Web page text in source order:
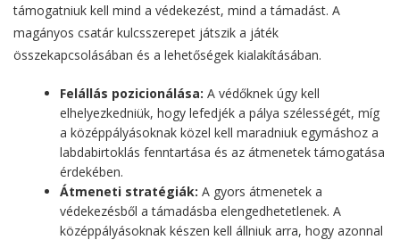
támogatniuk kell mind a védekezést, mind a támadást. A
magányos csatár kulcsszerepet játszik a játék
összekapcsolásában és a lehetőségek kialakításában.
Felállás pozicionálása: A védőknek úgy kell
elhelyezkedniük, hogy lefedjék a pálya szélességét, míg
a középpályásoknak közel kell maradniuk egymáshoz a
labdabirtoklás fenntartása és az átmenetek támogatása
érdekében.
Átmeneti stratégiák: A gyors átmenetek a
védekezésből a támadásba elengedhetetlenek. A
középpályásoknak készen kell állniuk arra, hogy azonnal